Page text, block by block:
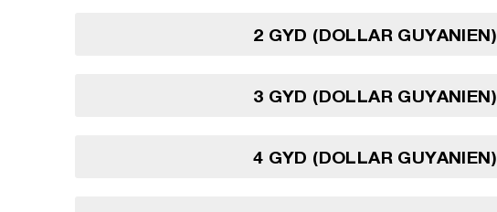
2 GYD (DOLLAR GUYANIEN)
3 GYD (DOLLAR GUYANIEN)
4 GYD (DOLLAR GUYANIEN)